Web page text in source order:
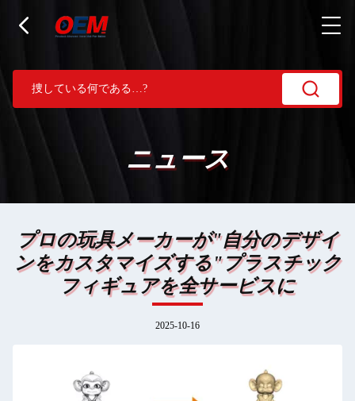
ニュース
プロの玩具メーカーが"自分のデザイ
ンをカスタマイズする"プラスチック
フィギュアを全サービスに
2025-10-16